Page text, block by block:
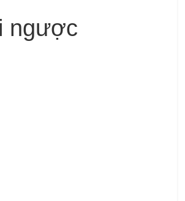
ngược